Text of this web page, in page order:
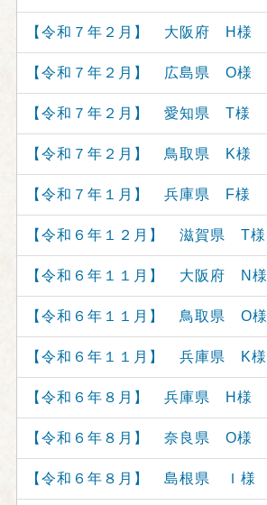
【令和７年２月】 大阪府 H様
【令和７年２月】 広島県 O様
【令和７年２月】 愛知県 T様
【令和７年２月】 鳥取県 K様
【令和７年１月】 兵庫県 F様
【令和６年１２月】 滋賀県 T様
【令和６年１１月】 大阪府 N様
【令和６年１１月】 鳥取県 O様
【令和６年１１月】 兵庫県 K様
【令和６年８月】 兵庫県 H様
【令和６年８月】 奈良県 O様
【令和６年８月】 島根県 Ｉ様